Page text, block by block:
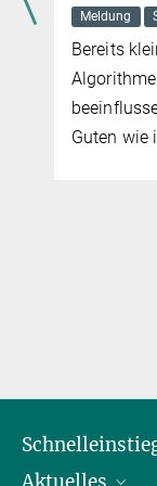
Presse- und
presse@mpib-
Meldung
Bereits
Guten wie
Personen